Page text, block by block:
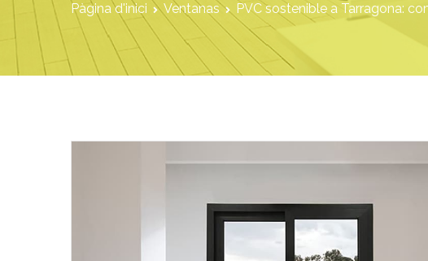
Pàgina d'inici Ventanas PVC sostenible a Tarragona: